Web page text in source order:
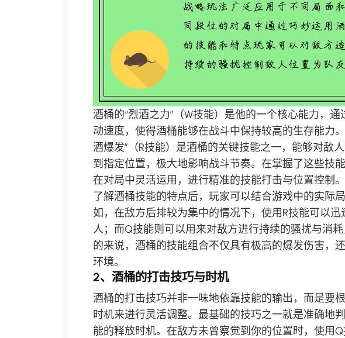
酒桶的“烈酒之力”（W技能）是他的一个核心能力，
动速度，使得酒桶能够在战斗中保持较高的生存能力
酒爆发”（R技能）是酒桶的关键技能之一，能够对敌
到指定位置，极大地影响战斗节奏。在掌握了这些技
在对局中灵活运用，进行精准的技能打击与位置控制。
了解酒桶技能的特点后，玩家可以结合游戏中的实际
如，在敌方后排较为集中的情况下，使用R技能可以
人；而Q技能则可以用来对敌方进行持续的骚扰与消
的来说，酒桶的技能组合不仅具有极高的爆发伤害，
环境。
2、酒桶的打击技巧与时机
酒桶的打击技巧并非一味地依靠技能的输出，而是要
时机来进行灵活调整。最基础的技巧之一就是准确地
能的释放时机。在敌方未曾察觉到你的位置时，使用